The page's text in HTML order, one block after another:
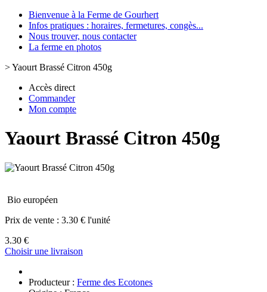
Bienvenue à la Ferme de Gourhert
Infos pratiques : horaires, fermetures, congès...
Nous trouver, nous contacter
La ferme en photos
>Yaourt Brassé Citron 450g
Accès direct
Commander
Mon compte
Yaourt Brassé Citron 450g
Bio européen
Prix de vente : 3.30 € l'unité
3.30 €
Choisir une livraison
Producteur : Ferme des Ecotones